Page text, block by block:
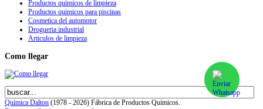
Productos quimicos de limpieza
Productos quimicos para piscinas
Cosmetica del automotor
Drogueria industrial
Articulos de limpieza
Como llegar
Quimica Dalton (1978 - 2026) Fábrica de Productos Químicos.